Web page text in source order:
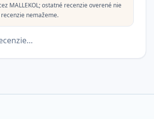
MALLEKOL; ostatné recenzie overené nie
nemažeme.